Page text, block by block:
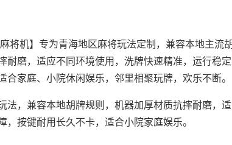
麻将机】专为青海地区麻将玩法定制，兼容本地主流
耐磨，适应不同环境使用，洗牌快速精准，运行稳
合家庭、小院休闲娱乐，邻里相聚玩牌，欢乐不断。
法，兼容本地胡牌规则，机器加厚材质抗摔耐磨，适
按键耐用长久不卡，适合小院家庭娱乐。